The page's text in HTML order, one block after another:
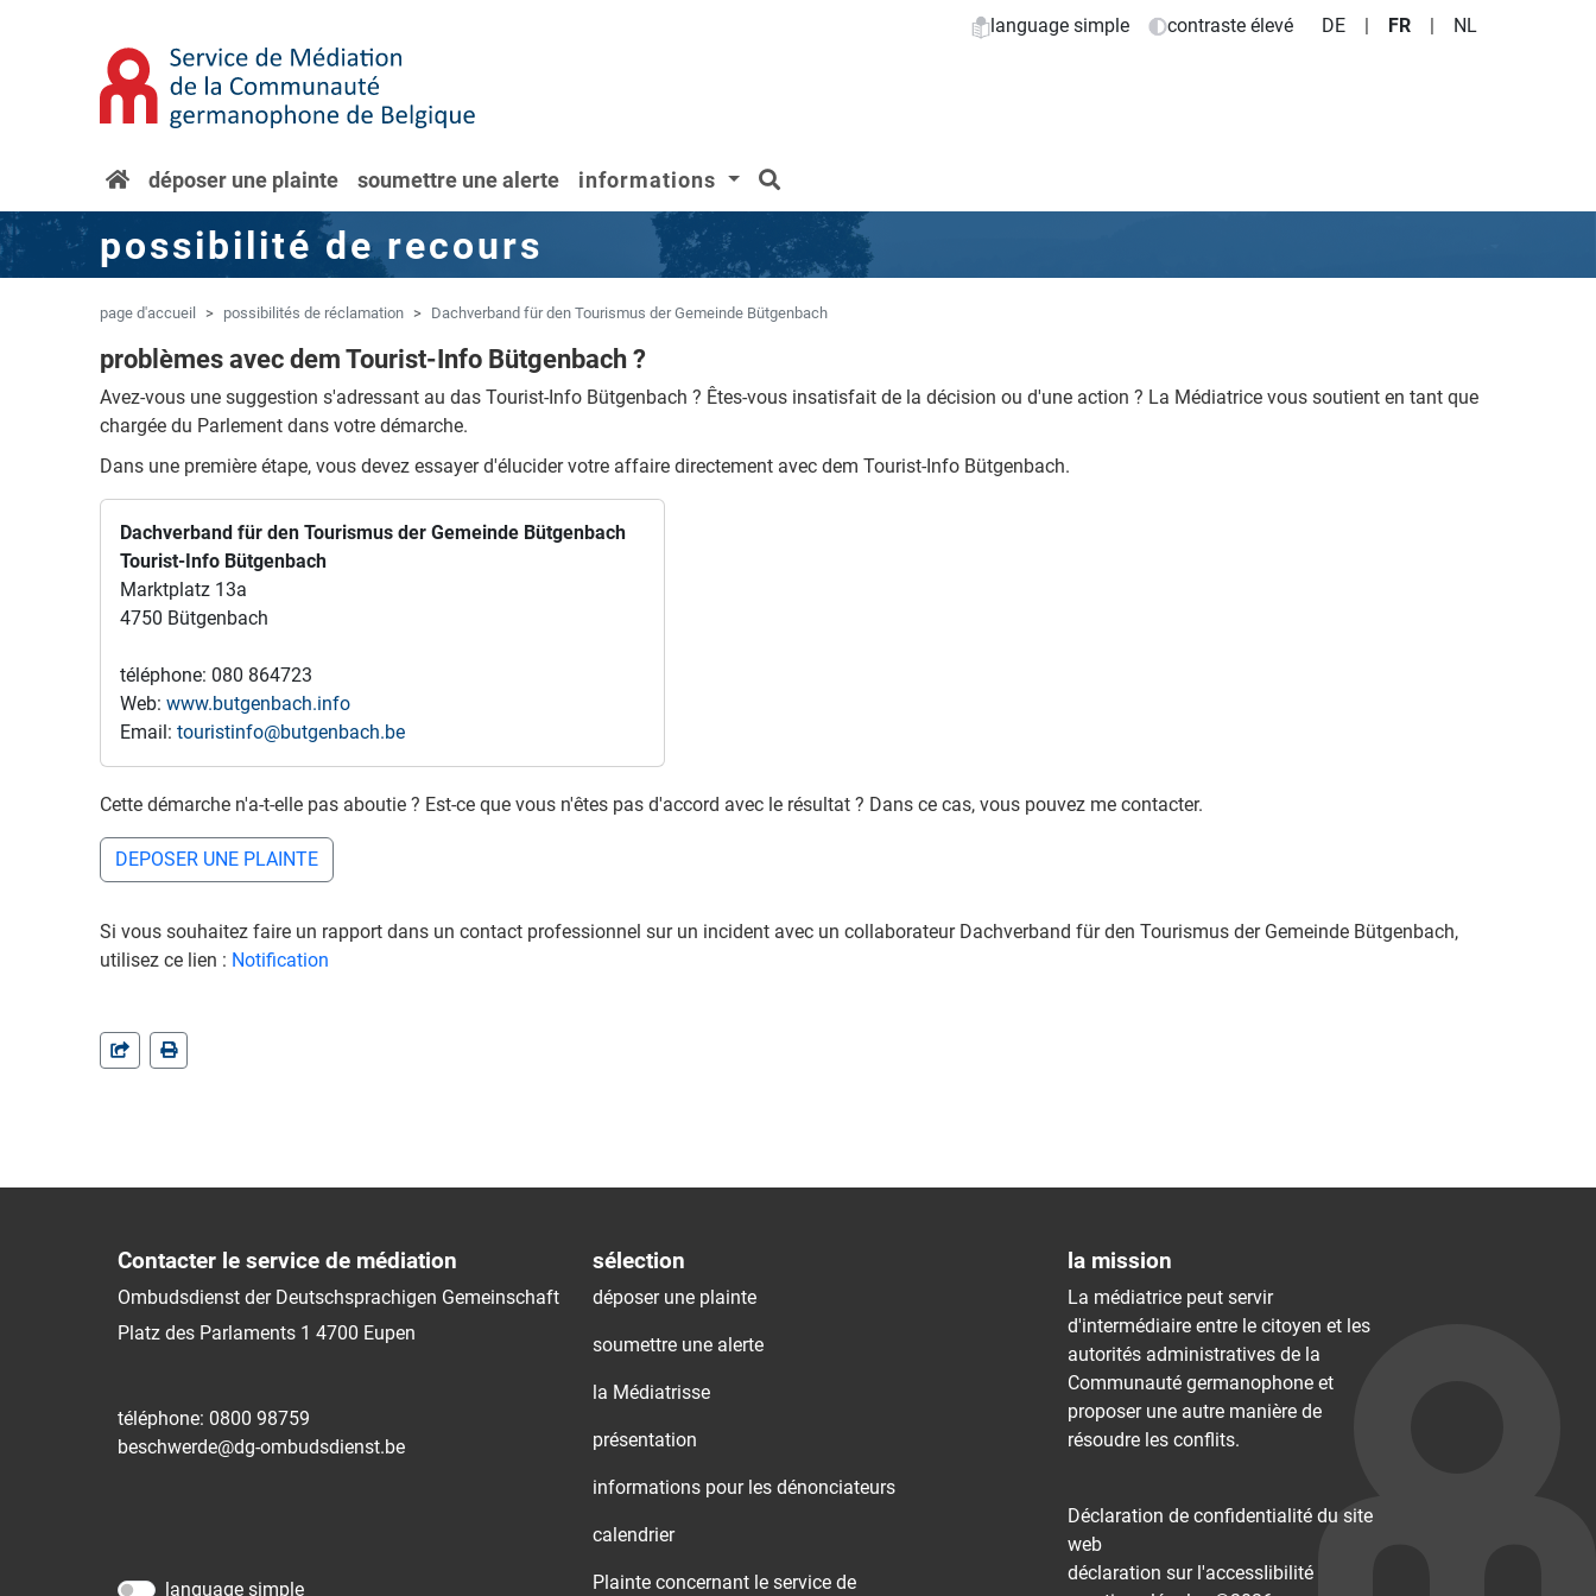
Sauter à la navigation
language simple contraste élevé DE | FR | NL
page
d'accueil
déposer une plainte soumettre une alerte informations
possibilité de recours
page d'accueil possibilités de réclamation Dachverband für den Tourismus der Gemeinde Bütgenbach
problèmes avec dem Tourist-Info Bütgenbach ?
Avez-vous une suggestion s'adressant au das Tourist-Info Bütgenbach ? Êtes-vous insatisfait de la décision ou d'une action ? La Médiatrice vous soutient en tant que
chargée du Parlement dans votre démarche.
Dans une première étape, vous devez essayer d'élucider votre affaire directement avec dem Tourist-Info Bütgenbach.
Dachverband für den Tourismus der Gemeinde Bütgenbach
Tourist-Info Bütgenbach
Marktplatz 13a
4750 Bütgenbach
téléphone: 080 864723
Web: www.butgenbach.info
Email: touristinfo@butgenbach.be
Cette démarche n'a-t-elle pas aboutie ? Est-ce que vous n'êtes pas d'accord avec le résultat ? Dans ce cas, vous pouvez me contacter.
DEPOSER UNE PLAINTE
Si vous souhaitez faire un rapport dans un contact professionnel sur un incident avec un collaborateur Dachverband für den Tourismus der Gemeinde Bütgenbach,
utilisez ce lien : Notification
Contacter le service de médiation
Ombudsdienst der Deutschsprachigen Gemeinschaft
Platz des Parlaments 1 4700 Eupen
téléphone: 0800 98759
beschwerde@dg-ombudsdienst.be
language simple
sélection
déposer une plainte
soumettre une alerte
la Médiatrisse
présentation
informations pour les dénonciateurs
calendrier
Plainte concernant le service de
la mission
La médiatrice peut servir
d'intermédiaire entre le citoyen et les
autorités administratives de la
Communauté germanophone et
proposer une autre manière de
résoudre les conflits.
Déclaration de confidentialité du site
web
déclaration sur l'accessIibilité